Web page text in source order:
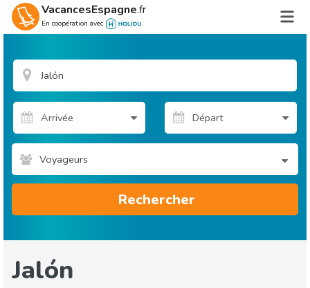
VacancesEspagne.fr
En coopération avec
Voyageurs
Rechercher
Jalón